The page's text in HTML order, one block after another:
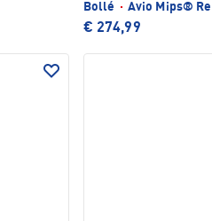
Bollé · Avio Mips®
€ 274,99